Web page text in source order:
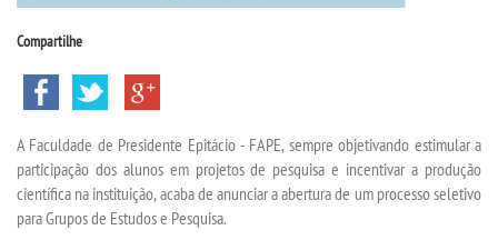
VESTIBULAR
INSCREVA-SE
TRANSFERÊNCIA
SEGUNDA GRADUAÇÃO
Compartilhe
A Faculdade de Presidente Epitácio - FAPE, sempre objetivando estimular a
participação dos alunos em projetos de pesquisa e incentivar a produção
científica na instituição, acaba de anunciar a abertura de um processo seletivo
para Grupos de Estudos e Pesquisa.